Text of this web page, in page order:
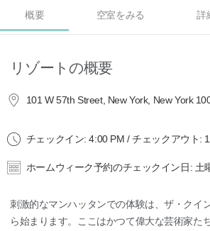
概要 空室をみる 詳
リゾートの概要
101 W 57th Street, New York, New York
チェックイン: 4:00 PM / チェックアウト:
ホームウィーク予約のチェックイン日: 土
刺激的なマンハッタンでの体験は、ザ・クイ
ら始まります。ここはかつて偉大な芸術家た